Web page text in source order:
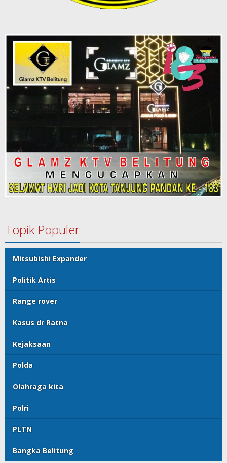
Topik Populer
Mitsubishi Expander
Politik Artis
Range rover
Kasus dr Ratna
Kejaksaan
Polda
Olahraga kita
Polri
PLTN
Bangka Belitung